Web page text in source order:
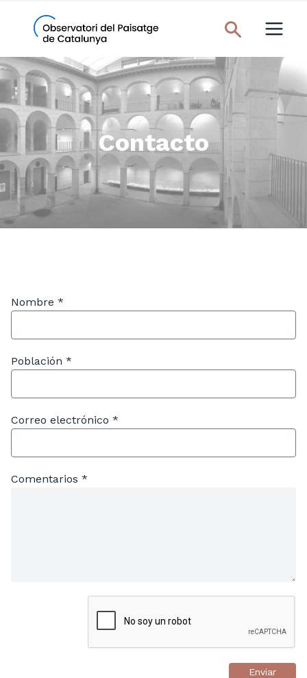
Contacto
Nombre *
Población *
Correo electrónico *
Comentarios *
Enviar